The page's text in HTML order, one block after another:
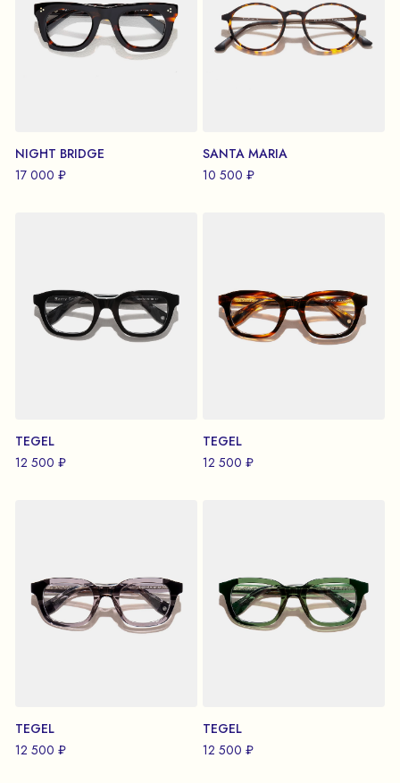
NIGHT BRIDGE
17 000 ₽
SANTA MARIA
10 500 ₽
TEGEL
12 500 ₽
TEGEL
12 500 ₽
TEGEL
12 500 ₽
TEGEL
12 500 ₽